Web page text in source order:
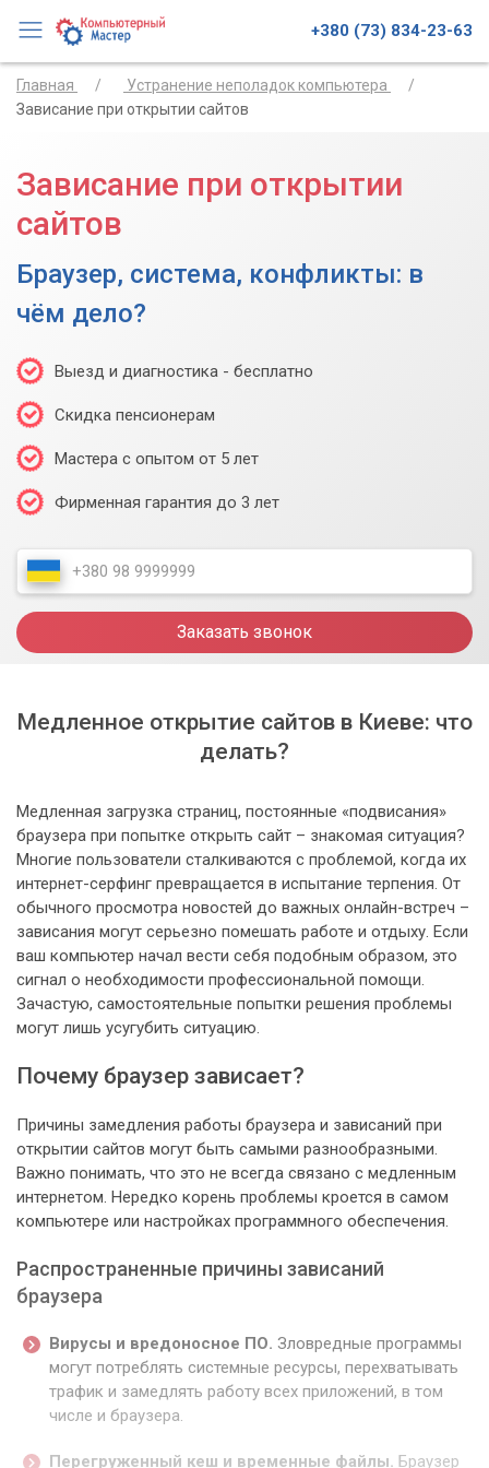
+380 (73) 834-23-63
Главная
Устранение неполадок компьютера
Зависание при открытии сайтов
Зависание при открытии
сайтов
Браузер, система, конфликты: в
чём дело?
Выезд и диагностика - бесплатно
Скидка пенсионерам
Мастера с опытом от 5 лет
Фирменная гарантия до 3 лет
Заказать звонок
Медленное открытие сайтов в Киеве: что
делать?
Медленная загрузка страниц, постоянные «подвисания»
браузера при попытке открыть сайт – знакомая ситуация?
Многие пользователи сталкиваются с проблемой, когда их
интернет-серфинг превращается в испытание терпения. От
обычного просмотра новостей до важных онлайн-встреч –
зависания могут серьезно помешать работе и отдыху. Если
ваш компьютер начал вести себя подобным образом, это
сигнал о необходимости профессиональной помощи.
Зачастую, самостоятельные попытки решения проблемы
могут лишь усугубить ситуацию.
Почему браузер зависает?
Причины замедления работы браузера и зависаний при
открытии сайтов могут быть самыми разнообразными.
Важно понимать, что это не всегда связано с медленным
интернетом. Нередко корень проблемы кроется в самом
компьютере или настройках программного обеспечения.
Распространенные причины зависаний
браузера
Вирусы и вредоносное ПО. Зловредные программы
могут потреблять системные ресурсы, перехватывать
трафик и замедлять работу всех приложений, в том
числе и браузера.
Перегруженный кеш и временные файлы. Браузер